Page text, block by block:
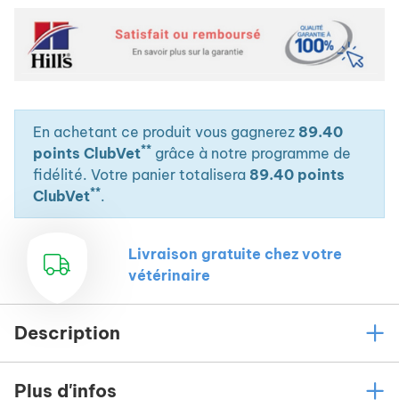
En achetant ce produit vous gagnerez 89.40
points ClubVet** grâce à notre programme de
fidélité. Votre panier totalisera 89.40 points
ClubVet**.
Livraison gratuite chez votre
vétérinaire
Description
Plus d'infos